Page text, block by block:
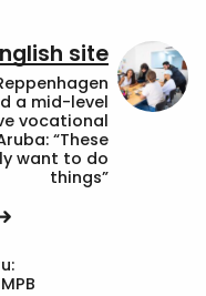
site
a mid-level
vocational
“These
want to do
things”